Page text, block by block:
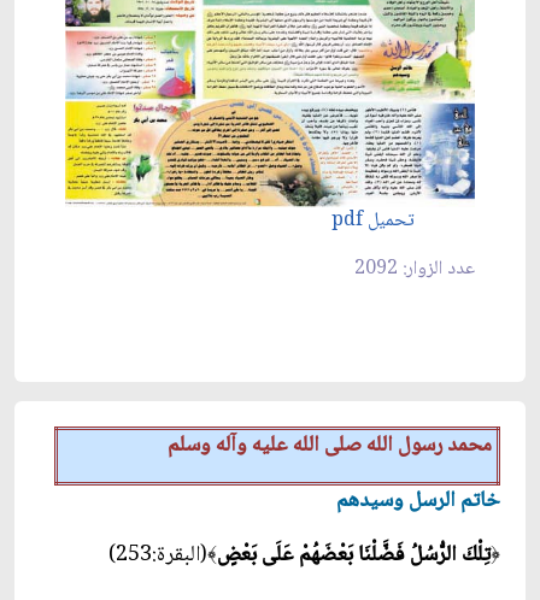
تحميل pdf
عدد الزوار: 2092
محمد رسول الله صلى الله عليه وآله وسلم
خاتم الرسل وسيدهم
﴿تِلْكَ الرُّسُلُ فَضَّلْنَا بَعْضَهُمْ عَلَى بَعْضٍ﴾(البقرة:253)